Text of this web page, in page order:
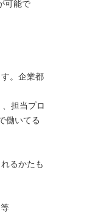
可能で
。企業都
担当プロ
働いてる
るかたも